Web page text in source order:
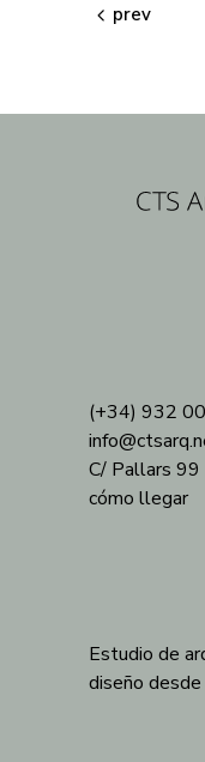
prev
(+34) 932
C/ Pallars 99
cómo llegar
Estudio de
diseño